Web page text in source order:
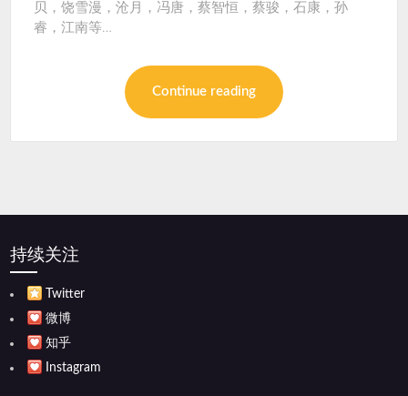
贝，饶雪漫，沧月，冯唐，蔡智恒，蔡骏，石康，孙
睿，江南等…
Continue reading
持续关注
Twitter
微博
知乎
Instagram